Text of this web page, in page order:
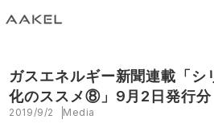
ガスエネルギー新聞連載「シ
化のススメ⑧」9月2日発行分
2019/9/2 Media